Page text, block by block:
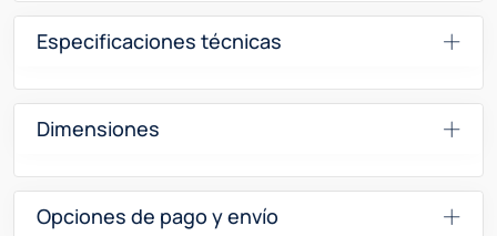
Especificaciones técnicas
Dimensiones
Opciones de pago y envío